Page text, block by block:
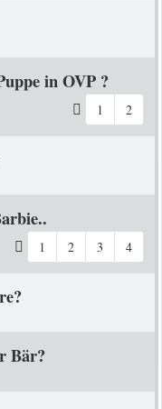
in OVP ?
1 2
1 2 3 4
Bär?